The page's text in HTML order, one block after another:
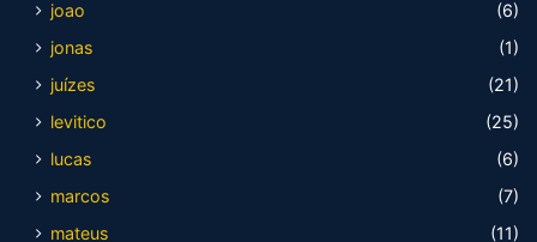
joao
(6)
jonas
(1)
juízes
(21)
levitico
(25)
lucas
(6)
marcos
(7)
mateus
(11)